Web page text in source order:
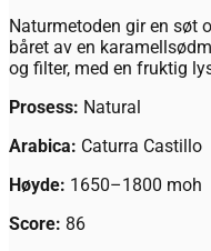
Naturmetoden gir en søt
båret av en
og filter, med en fruktig
Prosess: Natural
Arabica: Caturra Castillo
Høyde: 1650–1800 moh
Score: 86